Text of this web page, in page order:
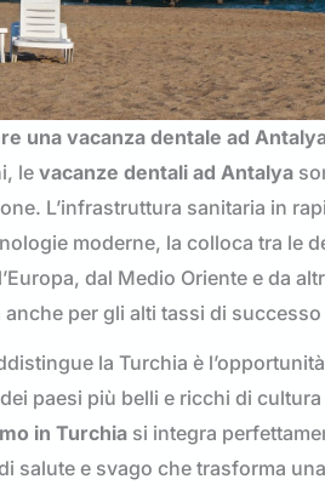
una vacanza dentale ad
le vacanze dentali ad Antalya
L’infrastruttura sanitaria in
moderne, la colloca tra le
dal Medio Oriente e da
anche per gli alti tassi di
la Turchia è
paesi più belli e ricchi di
in Turchia si integra
salute e svago che trasforma